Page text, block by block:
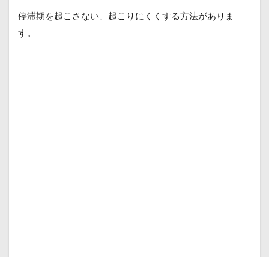
停滞期を起こさない、起こりにくくする方法がありま
す。